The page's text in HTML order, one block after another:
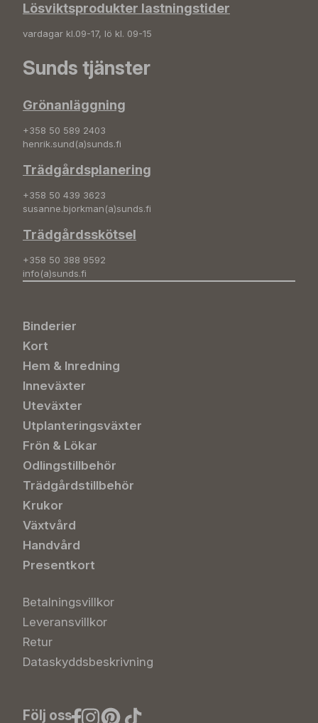
Lösviktsprodukter lastningstider
vardagar kl.09-17, lö kl. 09-15
Sunds tjänster
Grönanläggning
+358 50 589 2403
henrik.sund(a)sunds.fi
Trädgårdsplanering
+358 50 439 3623
susanne.bjorkman(a)sunds.fi
Trädgårdsskötsel
+358 50 388 9592
info(a)sunds.fi
Binderier
Kort
Hem & Inredning
Inneväxter
Uteväxter
Utplanteringsväxter
Frön & Lökar
Odlingstillbehör
Trädgårdstillbehör
Krukor
Växtvård
Handvård
Presentkort
Betalningsvillkor
Leveransvillkor
Retur
Dataskyddsbeskrivning
Följ oss